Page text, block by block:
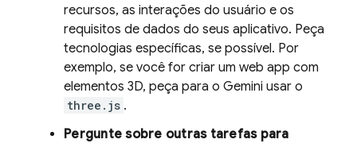
recursos, as interações do usuário e os
requisitos de dados do seus aplicativo. Peça
tecnologias específicas, se possível. Por
exemplo, se você for criar um web app com
elementos 3D, peça para o Gemini usar o
three.js .
Pergunte sobre outras tarefas para